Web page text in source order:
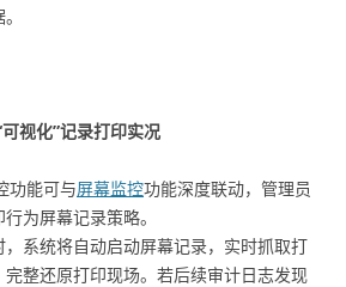
可视化”记录打印实况
功能可与屏幕监控功能深度联动，管理员
为屏幕记录策略。
系统将自动启动屏幕记录，实时抓取打
整还原打印现场。若后续审计日志发现